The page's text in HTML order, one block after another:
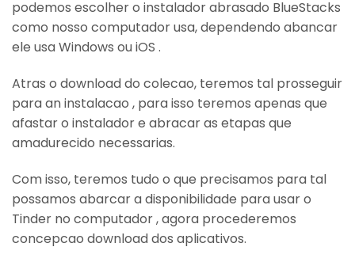
podemos escolher o instalador abrasado BlueStacks
como nosso computador usa, dependendo abancar
ele usa Windows ou iOS .
Atras o download do colecao, teremos tal prosseguir
para an instalacao , para isso teremos apenas que
afastar o instalador e abracar as etapas que
amadurecido necessarias.
Com isso, teremos tudo o que precisamos para tal
possamos abarcar a disponibilidade para usar o
Tinder no computador , agora procederemos
concepcao download dos aplicativos.